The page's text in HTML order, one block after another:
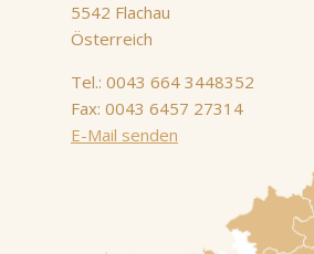
5542 Flachau
Österreich
Tel.: 0043 664 3448352
Fax: 0043 6457 27314
E-Mail senden